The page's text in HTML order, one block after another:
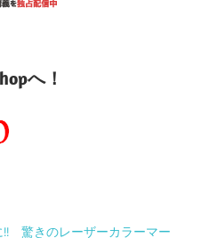
へ！
!! 驚きのレーザーカラーマー